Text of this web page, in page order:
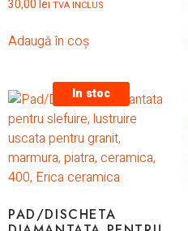
30,00 lei TVA INCLUS
Adaugă în coș
In stoc
PAD/DISCHETA